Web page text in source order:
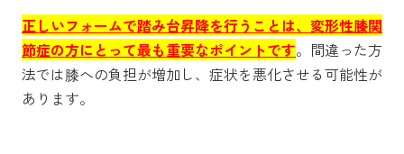
正しいフォームで踏み台昇降を行うことは、変形性膝関
節症の方にとって最も重要なポイントです。間違った方
法では膝への負担が増加し、症状を悪化させる可能性が
あります。